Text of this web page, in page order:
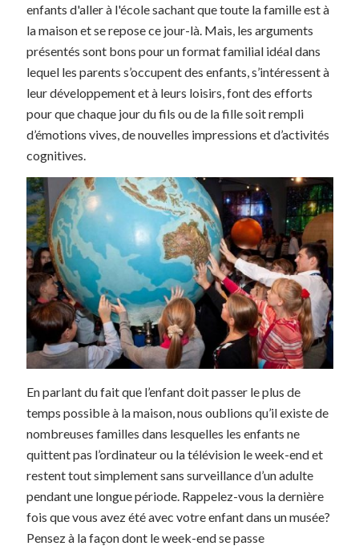
enfants d'aller à l'école sachant que toute la famille est à
la maison et se repose ce jour-là. Mais, les arguments
présentés sont bons pour un format familial idéal dans
lequel les parents s’occupent des enfants, s’intéressent à
leur développement et à leurs loisirs, font des efforts
pour que chaque jour du fils ou de la fille soit rempli
d’émotions vives, de nouvelles impressions et d’activités
cognitives.
En parlant du fait que l’enfant doit passer le plus de
temps possible à la maison, nous oublions qu’il existe de
nombreuses familles dans lesquelles les enfants ne
quittent pas l’ordinateur ou la télévision le week-end et
restent tout simplement sans surveillance d’un adulte
pendant une longue période. Rappelez-vous la dernière
fois que vous avez été avec votre enfant dans un musée?
Pensez à la façon dont le week-end se passe